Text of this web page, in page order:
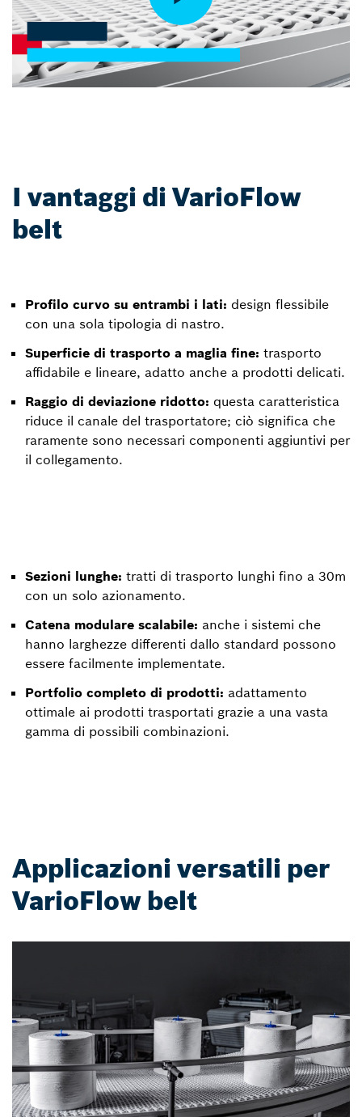
I vantaggi di VarioFlow
belt
Profilo curvo su entrambi i lati: design flessibile
con una sola tipologia di nastro.
Superficie di trasporto a maglia fine: trasporto
affidabile e lineare, adatto anche a prodotti delicati.
Raggio di deviazione ridotto: questa caratteristica
riduce il canale del trasportatore; ciò significa che
raramente sono necessari componenti aggiuntivi per
il collegamento.
Sezioni lunghe: tratti di trasporto lunghi fino a 30m
con un solo azionamento.
Catena modulare scalabile: anche i sistemi che
hanno larghezze differenti dallo standard possono
essere facilmente implementate.
Portfolio completo di prodotti: adattamento
ottimale ai prodotti trasportati grazie a una vasta
gamma di possibili combinazioni.
Applicazioni versatili per
VarioFlow belt